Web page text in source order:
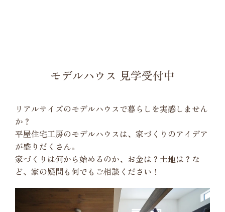
モデルハウス 見学受付中
リアルサイズのモデルハウスで暮らしを実感しません
か？
平屋住宅工房のモデルハウスは、家づくりのアイデア
が盛りだくさん。
家づくりは何から始めるのか、お金は？土地は？な
ど、家の疑問も何でもご相談ください！